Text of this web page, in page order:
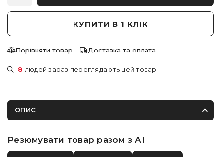
КУПИТИ В 1 КЛІК
Порівняти товар Доставка та оплата
8 людей зараз переглядають цей товар
ОПИС
Резюмувати товар разом з AI